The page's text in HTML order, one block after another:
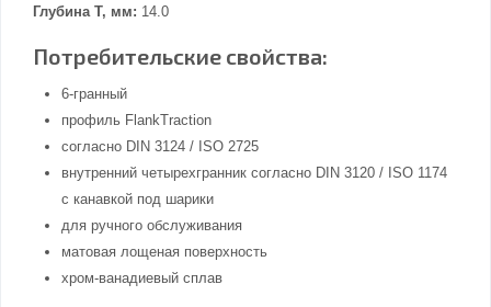
Глубина Т, мм: 14.0
Потребительские свойства:
6-гранный
профиль FlankTraction
согласно DIN 3124 / ISO 2725
внутренний четырехгранник согласно DIN 3120 / ISO 1174
с канавкой под шарики
для ручного обслуживания
матовая лощеная поверхность
хром-ванадиевый сплав